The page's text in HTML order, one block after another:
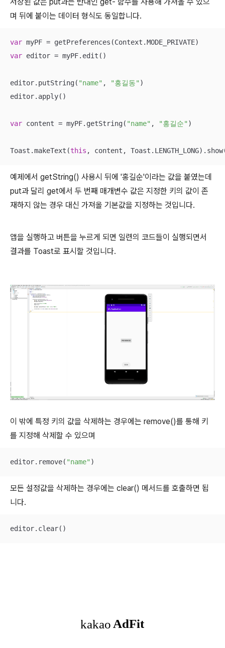
며 뒤에 붙이는 데이터 형식도 동일합니다.
var
var editor = myPF.edit()
editor.putString( "name" , "홍길동" )
editor.apply()
var content = myPF.getString( "name" , "홍길순" )
Toast.makeText(this , content,
예제에서 getString() 사용시 뒤에 '홍길순'이라는 값을 붙였는데
put과 달리 get에서 두 번째 매개변수 값은 지정한 키의 값이 존
재하지 않는 경우 대신 가져올 기본값을 지정하는 것입니다.
앱을 실행하고 버튼을 누르게 되면 일련의 코드들이 실행되면서
결과를 Toast로 표시할 것입니다.
이 밖에 특정 키의 값을 삭제하는 경우에는 remove()를 통해 키
를 지정해 삭제할 수 있으며
editor.remove( "name" )
모든 설정값을 삭제하는 경우에는 clear() 메서드를 호출하면 됩
니다.
editor.clear()